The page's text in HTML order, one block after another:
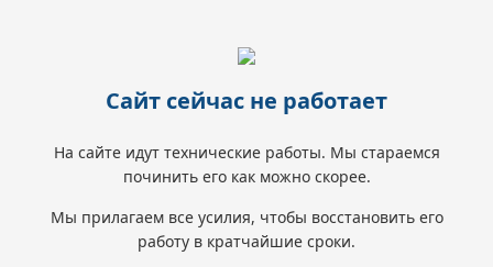
Сайт сейчас не работает
На сайте идут технические работы. Мы стараемся
починить его как можно скорее.
Мы прилагаем все усилия, чтобы восстановить его
работу в кратчайшие сроки.